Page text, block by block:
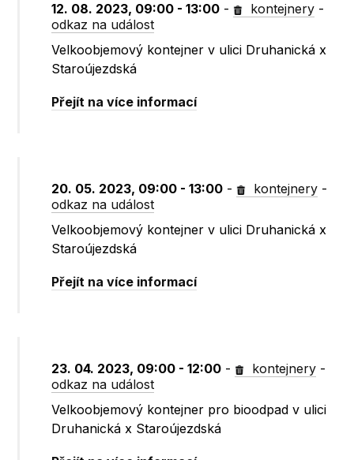
12. 08. 2023, 09:00 - 13:00 - kontejnery -
odkaz na událost
Velkoobjemový kontejner v ulici Druhanická x
Staroújezdská
Přejít na více informací
20. 05. 2023, 09:00 - 13:00 - kontejnery -
odkaz na událost
Velkoobjemový kontejner v ulici Druhanická x
Staroújezdská
Přejít na více informací
23. 04. 2023, 09:00 - 12:00 - kontejnery -
odkaz na událost
Velkoobjemový kontejner pro bioodpad v ulici
Druhanická x Staroújezdská